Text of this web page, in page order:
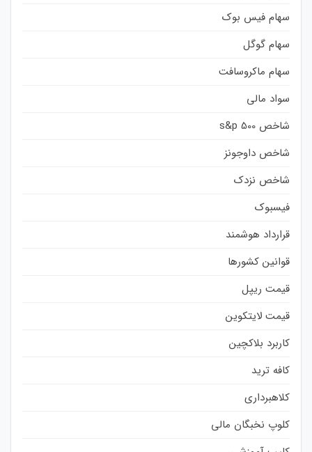
سهام فیس بوک
سهام گوگل
سهام ماکروسافت
سواد مالی
شاخص s&p 500
شاخص داوجونز
شاخص نزدک
فیسبوک
قرارداد هوشمند
قوانین کشورها
قیمت ریپل
قیمت لایتکوین
کاربرد بلاکچین
کافه ترید
کلاهبرداری
کلوپ نخبگان مالی